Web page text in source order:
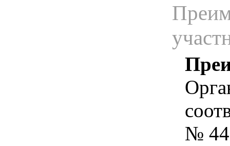
№